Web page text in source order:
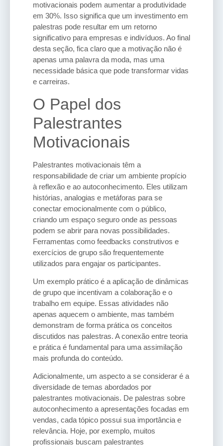
motivacionais podem aumentar a produtividade
em 30%. Isso significa que um investimento em
palestras pode resultar em um retorno
significativo para empresas e indivíduos. Ao final
desta seção, fica claro que a motivação não é
apenas uma palavra da moda, mas uma
necessidade básica que pode transformar vidas
e carreiras.
O Papel dos
Palestrantes
Motivacionais
Palestrantes motivacionais têm a
responsabilidade de criar um ambiente propício
à reflexão e ao autoconhecimento. Eles utilizam
histórias, analogias e metáforas para se
conectar emocionalmente com o público,
criando um espaço seguro onde as pessoas
podem se abrir para novas possibilidades.
Ferramentas como feedbacks construtivos e
exercícios de grupo são frequentemente
utilizados para engajar os participantes.
Um exemplo prático é a aplicação de dinâmicas
de grupo que incentivam a colaboração e o
trabalho em equipe. Essas atividades não
apenas aquecem o ambiente, mas também
demonstram de forma prática os conceitos
discutidos nas palestras. A conexão entre teoria
e prática é fundamental para uma assimilação
mais profunda do conteúdo.
Adicionalmente, um aspecto a se considerar é a
diversidade de temas abordados por
palestrantes motivacionais. De palestras sobre
autoconhecimento a apresentações focadas em
vendas, cada tópico possui sua importância e
relevância. Hoje, por exemplo, muitos
profissionais buscam palestrantes